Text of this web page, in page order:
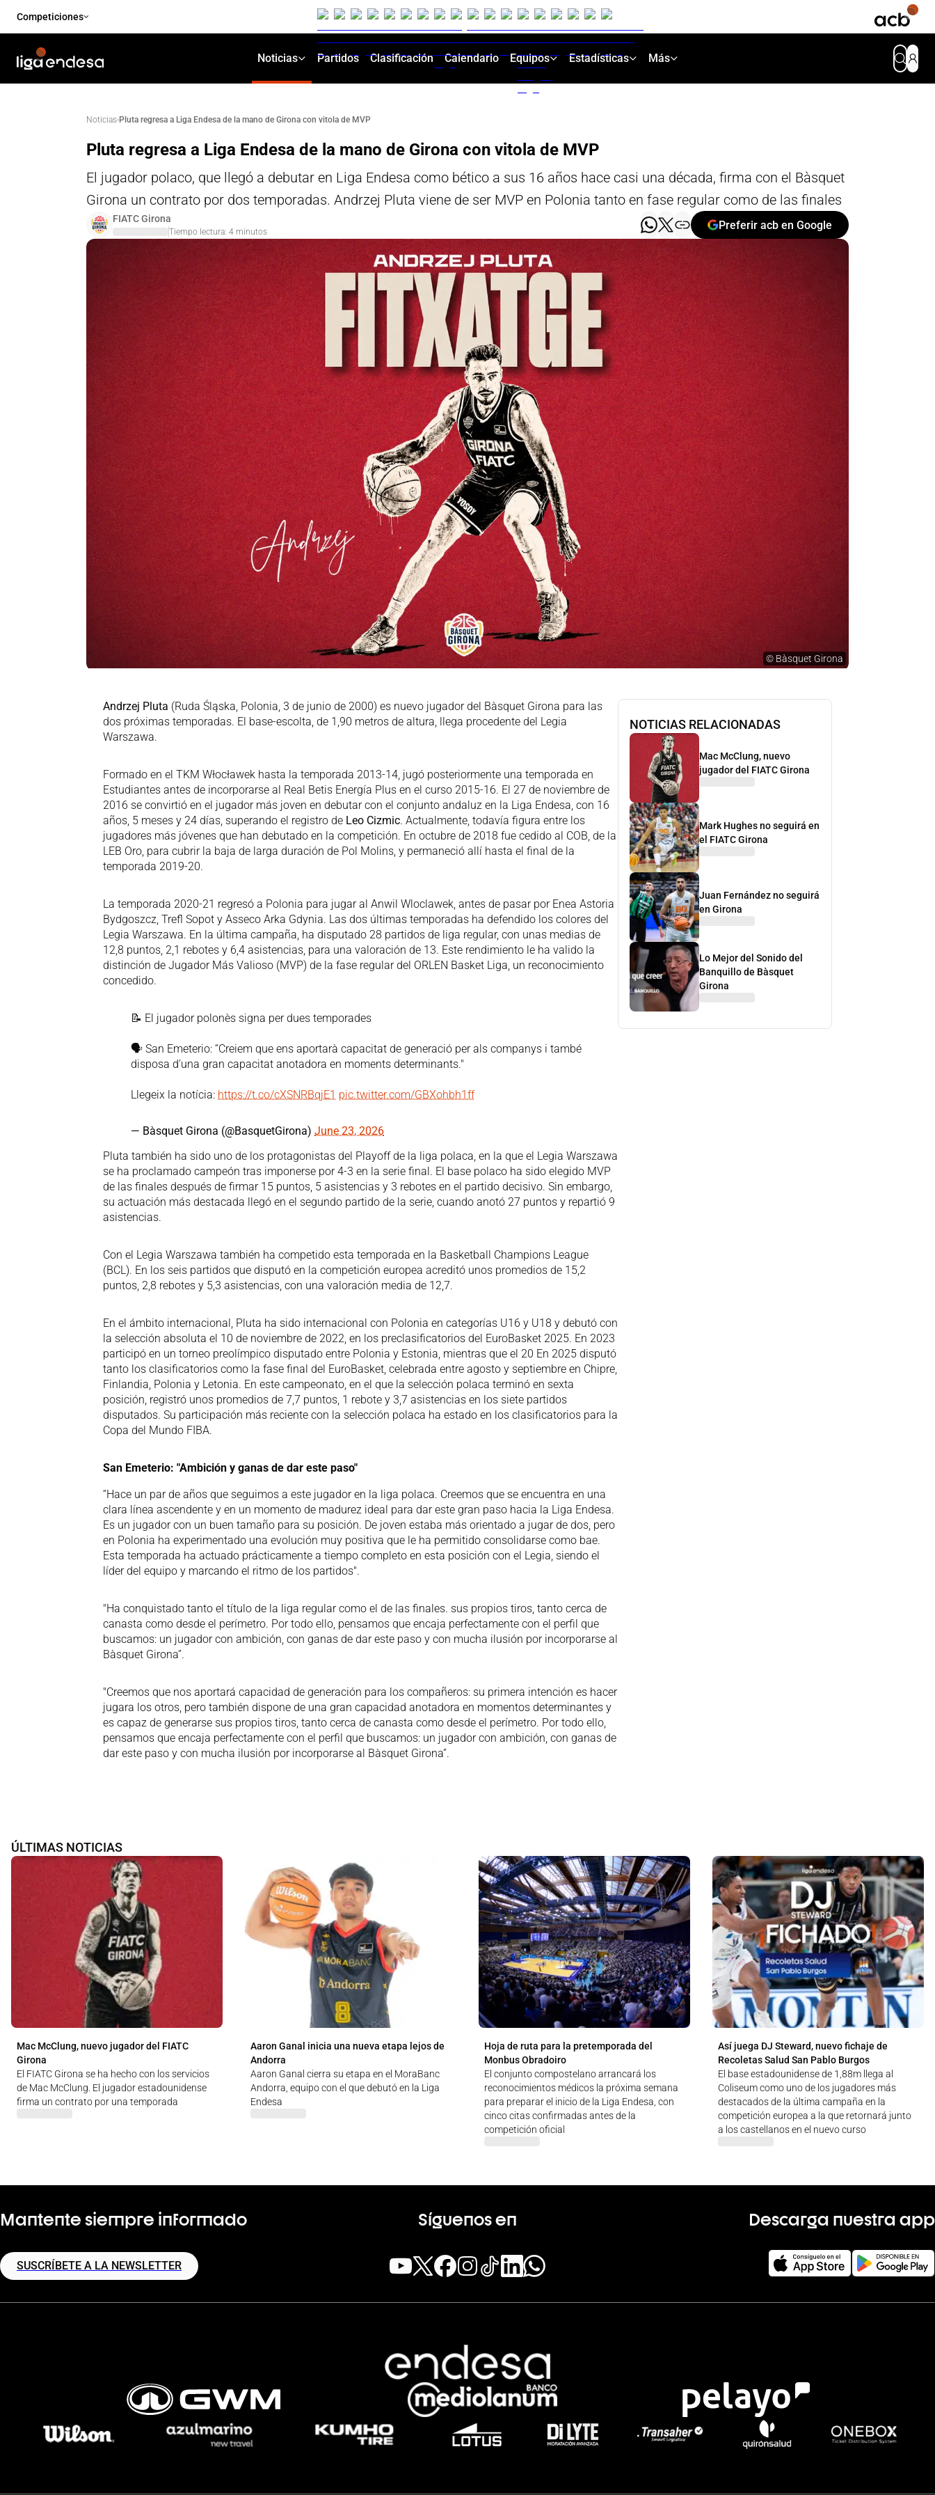
Competiciones
Noticias Partidos Clasificación Calendario Equipos Estadísticas Más
Noticias·Pluta regresa a Liga Endesa de la mano de Girona con vitola de MVP
Pluta regresa a Liga Endesa de la mano de Girona con vitola de MVP
El jugador polaco, que llegó a debutar en Liga Endesa como bético a sus 16 años hace casi una década, firma con el Bàsquet
Girona un contrato por dos temporadas. Andrzej Pluta viene de ser MVP en Polonia tanto en fase regular como de las finales
FIATC Girona
Tiempo lectura: 4 minutos
Preferir acb en Google
© Bàsquet Girona
Andrzej Pluta (Ruda Śląska, Polonia, 3 de junio de 2000) es nuevo jugador del Bàsquet Girona para las
dos próximas temporadas. El base-escolta, de 1,90 metros de altura, llega procedente del Legia
Warszawa.
Formado en el TKM Włocławek hasta la temporada 2013-14, jugó posteriormente una temporada en
Estudiantes antes de incorporarse al Real Betis Energía Plus en el curso 2015-16. El 27 de noviembre de
2016 se convirtió en el jugador más joven en debutar con el conjunto andaluz en la Liga Endesa, con 16
años, 5 meses y 24 días, superando el registro de Leo Cizmic. Actualmente, todavía figura entre los
jugadores más jóvenes que han debutado en la competición. En octubre de 2018 fue cedido al COB, de la
LEB Oro, para cubrir la baja de larga duración de Pol Molins, y permaneció allí hasta el final de la
temporada 2019-20.
La temporada 2020-21 regresó a Polonia para jugar al Anwil Wloclawek, antes de pasar por Enea Astoria
Bydgoszcz, Trefl Sopot y Asseco Arka Gdynia. Las dos últimas temporadas ha defendido los colores del
Legia Warszawa. En la última campaña, ha disputado 28 partidos de liga regular, con unas medias de
12,8 puntos, 2,1 rebotes y 6,4 asistencias, para una valoración de 13. Este rendimiento le ha valido la
distinción de Jugador Más Valioso (MVP) de la fase regular del ORLEN Basket Liga, un reconocimiento
concedido.
📝 El jugador polonès signa per dues temporades
🗣️ San Emeterio: “Creiem que ens aportarà capacitat de generació per als companys i també
disposa d’una gran capacitat anotadora en moments determinants."
Llegeix la notícia: https://t.co/cXSNRBqjE1 pic.twitter.com/GBXohbh1ff
— Bàsquet Girona (@BasquetGirona) June 23, 2026
Pluta también ha sido uno de los protagonistas del Playoff de la liga polaca, en la que el Legia Warszawa
se ha proclamado campeón tras imponerse por 4-3 en la serie final. El base polaco ha sido elegido MVP
de las finales después de firmar 15 puntos, 5 asistencias y 3 rebotes en el partido decisivo. Sin embargo,
su actuación más destacada llegó en el segundo partido de la serie, cuando anotó 27 puntos y repartió 9
asistencias.
Con el Legia Warszawa también ha competido esta temporada en la Basketball Champions League
(BCL). En los seis partidos que disputó en la competición europea acreditó unos promedios de 15,2
puntos, 2,8 rebotes y 5,3 asistencias, con una valoración media de 12,7.
En el ámbito internacional, Pluta ha sido internacional con Polonia en categorías U16 y U18 y debutó con
la selección absoluta el 10 de noviembre de 2022, en los preclasificatorios del EuroBasket 2025. En 2023
participó en un torneo preolímpico disputado entre Polonia y Estonia, mientras que el 20 En 2025 disputó
tanto los clasificatorios como la fase final del EuroBasket, celebrada entre agosto y septiembre en Chipre,
Finlandia, Polonia y Letonia. En este campeonato, en el que la selección polaca terminó en sexta
posición, registró unos promedios de 7,7 puntos, 1 rebote y 3,7 asistencias en los siete partidos
disputados. Su participación más reciente con la selección polaca ha estado en los clasificatorios para la
Copa del Mundo FIBA.
San Emeterio: "Ambición y ganas de dar este paso"
“Hace un par de años que seguimos a este jugador en la liga polaca. Creemos que se encuentra en una
clara línea ascendente y en un momento de madurez ideal para dar este gran paso hacia la Liga Endesa.
Es un jugador con un buen tamaño para su posición. De joven estaba más orientado a jugar de dos, pero
en Polonia ha experimentado una evolución muy positiva que le ha permitido consolidarse como bae.
Esta temporada ha actuado prácticamente a tiempo completo en esta posición con el Legia, siendo el
líder del equipo y marcando el ritmo de los partidos".
"Ha conquistado tanto el título de la liga regular como el de las finales. sus propios tiros, tanto cerca de
canasta como desde el perímetro. Por todo ello, pensamos que encaja perfectamente con el perfil que
buscamos: un jugador con ambición, con ganas de dar este paso y con mucha ilusión por incorporarse al
Bàsquet Girona”.
"Creemos que nos aportará capacidad de generación para los compañeros: su primera intención es hacer
jugara los otros, pero también dispone de una gran capacidad anotadora en momentos determinantes y
es capaz de generarse sus propios tiros, tanto cerca de canasta como desde el perímetro. Por todo ello,
pensamos que encaja perfectamente con el perfil que buscamos: un jugador con ambición, con ganas de
dar este paso y con mucha ilusión por incorporarse al Bàsquet Girona”.
NOTICIAS RELACIONADAS
Mac McClung, nuevo
jugador del FIATC Girona
Mark Hughes no seguirá en
el FIATC Girona
Juan Fernández no seguirá
en Girona
Lo Mejor del Sonido del
Banquillo de Bàsquet
Girona
ÚLTIMAS NOTICIAS
Mac McClung, nuevo jugador del FIATC
Girona
El FIATC Girona se ha hecho con los servicios
de Mac McClung. El jugador estadounidense
firma un contrato por una temporada
Aaron Ganal inicia una nueva etapa lejos de
Andorra
Aaron Ganal cierra su etapa en el MoraBanc
Andorra, equipo con el que debutó en la Liga
Endesa
Hoja de ruta para la pretemporada del
Monbus Obradoiro
El conjunto compostelano arrancará los
reconocimientos médicos la próxima semana
para preparar el inicio de la Liga Endesa, con
cinco citas confirmadas antes de la
competición oficial
Así juega DJ Steward, nuevo fichaje de
Recoletas Salud San Pablo Burgos
El base estadounidense de 1,88m llega al
Coliseum como uno de los jugadores más
destacados de la última campaña en la
competición europea a la que retornará junto
a los castellanos en el nuevo curso
Mantente siempre informado
SUSCRÍBETE A LA NEWSLETTER
Síguenos en Descarga nuestra app